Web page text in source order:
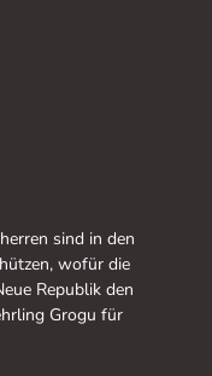
sind in den
wofür die
Republik den
Grogu für